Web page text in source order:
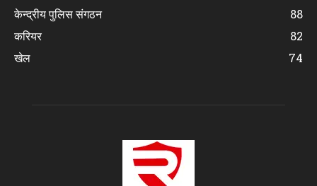
केन्द्रीय पुलिस संगठन
88
करियर
82
खेल
74